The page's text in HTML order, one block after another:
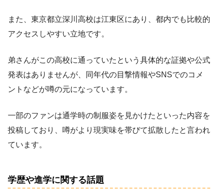
また、東京都立深川高校は江東区にあり、都内でも比較的
アクセスしやすい立地です。
弟さんがこの高校に通っていたという具体的な証拠や公式
発表はありませんが、同年代の目撃情報やSNSでのコメ
ントなどが噂の元になっています。
一部のファンは通学時の制服姿を見かけたといった内容を
投稿しており、噂がより現実味を帯びて拡散したと言われ
ています。
学歴や進学に関する話題